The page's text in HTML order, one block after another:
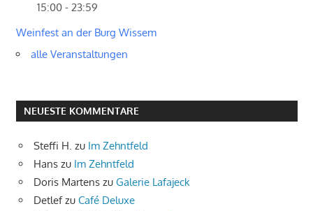
15:00 - 23:59
Weinfest an der Burg Wissem
alle Veranstaltungen
NEUESTE KOMMENTARE
Steffi H. zu Im Zehntfeld
Hans zu Im Zehntfeld
Doris Martens zu Galerie Lafajeck
Detlefzu Café Deluxe